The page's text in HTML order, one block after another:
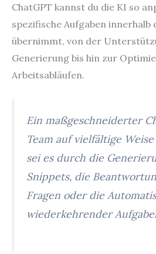
ChatGPT kannst du die KI so
spezifische Aufgaben innerhalb
übernimmt, von der
Generierung bis hin zur
Arbeitsabläufen.
Ein maßgeschneiderter
Team auf vielfältige
sei es durch die
Snippets, die
Fragen oder die
wiederkehrender